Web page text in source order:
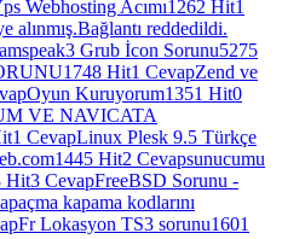
Webhosting Acımı1262 Hit1
alınmış​​.Bağlantı reddedildi.
Grub İcon Sorunu5275
1748 Hit1 CevapZend ve
Oyun Kuruyorum1351 Hit0
VE NAVICATA
1 CevapLinux Plesk 9.5 Türkçe
1445 Hit2 Cevapsunucumu
Hit3 CevapFreeBSD Sorunu -
açma kapama kodlarını
Fr Lokasyon TS3 sorunu1601